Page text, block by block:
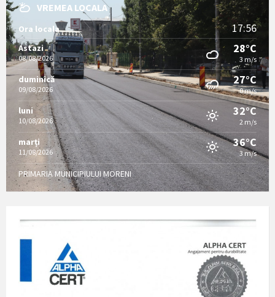
VREMEA LOCALA
Ora locala 17:56
Astazi
08/08/2026
28°C
3 m/s
duminică
09/08/2026
27°C
0 m/s
luni
10/08/2026
32°C
2 m/s
marți
11/08/2026
36°C
3 m/s
PRIMARIA MUNICIPIULUI MORENI